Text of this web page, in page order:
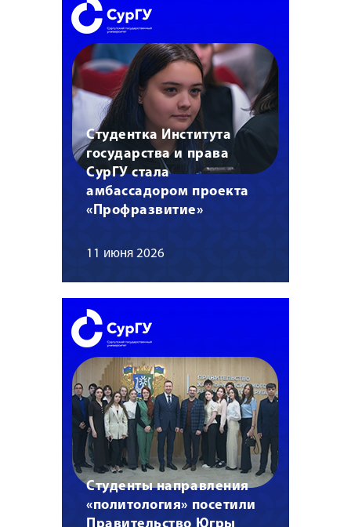
Студентка Института
государства и права
СурГУ стала
амбассадором проекта
«Профразвитие»
11 июня 2026
Студенты направления
«политология» посетили